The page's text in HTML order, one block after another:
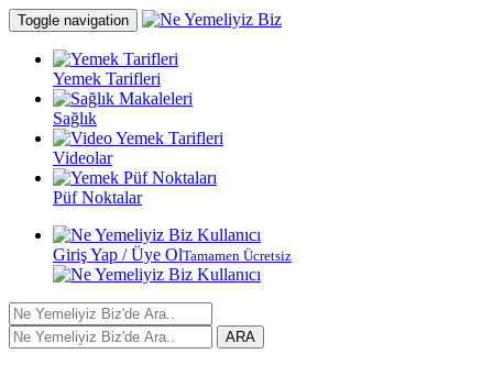
Toggle navigation
Yemek Tarifleri
Sağlık
Videolar
Püf Noktalar
Giriş Yap / Üye OlTamamen Ücretsiz
ARA